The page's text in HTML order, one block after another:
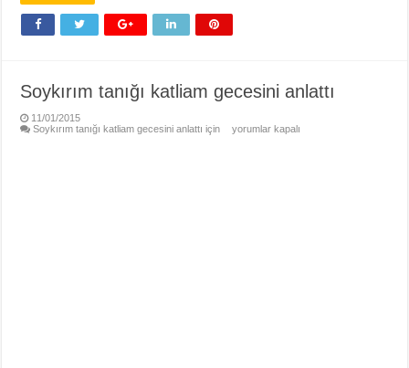
Soykırım tanığı katliam gecesini anlattı
11/01/2015
Soykırım tanığı katliam gecesini anlattı için
yorumlar kapalı